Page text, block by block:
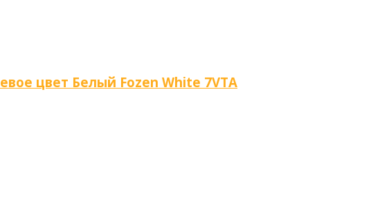
цвет Белый Fozen White 7VTA